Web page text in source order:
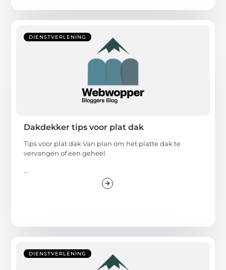
DIENSTVERLENING
Dakdekker tips voor plat dak
Tips voor plat dak Van plan om het platte dak te
vervangen of een geheel
...
DIENSTVERLENING